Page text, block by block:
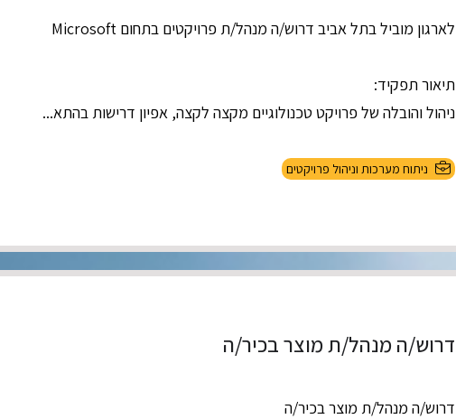
לארגון מוביל בתל אביב דרוש/ה מנהל/ת פרויקטים בתחום Microsoft
תיאור תפקיד:
ניהול והובלה של פרויקט טכנולוגיים מקצה לקצה, אפיון דרישות בהתא...
ניתוח מערכות וניהול פרויקטים
דרוש/ה מנהל/ת מוצר בכיר/ה
דרוש/ה מנהל/ת מוצר בכיר/ה